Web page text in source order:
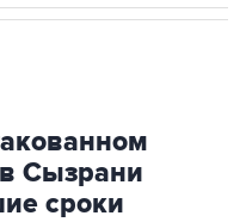
Сызрани
сроки